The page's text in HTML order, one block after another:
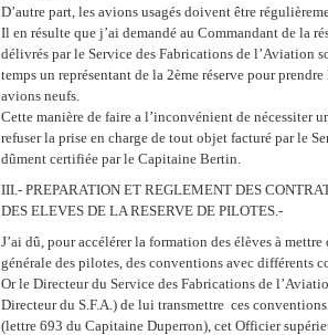
D’autre part, les avions usagés doivent être
Il en résulte que j’ai demandé au Commandant de la
délivrés par le Service des Fabrications de l’Aviation
temps un représentant de la 2ème réserve pour
avions neufs.
Cette manière de faire a l’inconvénient de nécessiter
refuser la prise en charge de tout objet facturé par le
dûment certifiée par le Capitaine Bertin.
III.- PREPARATION ET REGLEMENT DES
DES ELEVES DE LA RESERVE DE PILOTES.-
J’ai dû, pour accélérer la formation des élèves à
générale des pilotes, des conventions avec différents
Or le Directeur du Service des Fabrications de
Directeur du S.F.A.) de lui transmettre ces
(lettre 693 du Capitaine Duperron), cet Officier